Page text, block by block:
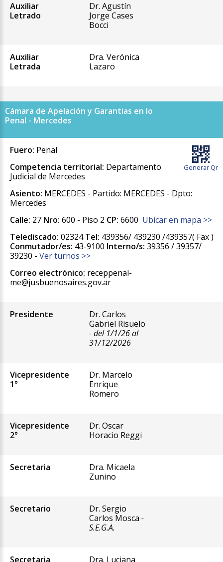
Auxiliar
Letrado
Dr. Agustín
Jorge Cases
Bocci
Auxiliar
Letrada
Dra. Verónica
Lazaro
Cámara de Apelación y Garantias en lo
Penal - Mercedes
Generar Qr
Fuero: Penal
Competencia territorial: Departamento
Judicial de Mercedes
Asiento: MERCEDES - Partido: MERCEDES - Dpto:
Mercedes
Calle: 27 Nro: 600 - Piso 2 CP: 6600 Ubicar en mapa >>
Telediscado: 02324Tel: 439356/ 439230 /439357( Fax )
Conmutador/es: 43-9100 Interno/s: 39356 / 39357/
39230 - Ver turnos >>
Correo electrónico: receppenal-
me@jusbuenosaires.gov.ar
Presidente
Dr. Carlos
Gabriel Risuelo
- del 1/1/26 al
31/12/2026
Vicepresidente
1°
Dr. Marcelo
Enrique
Romero
Vicepresidente
2°
Dr. Oscar
Horacio Reggi
Secretaria
Dra. Micaela
Zunino
Secretario
Dr. Sergio
Carlos Mosca -
S.E.G.A.
Secretaria
Dra. Luciana